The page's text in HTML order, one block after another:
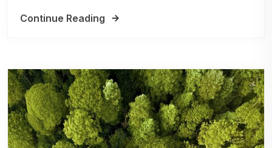
Continue Reading